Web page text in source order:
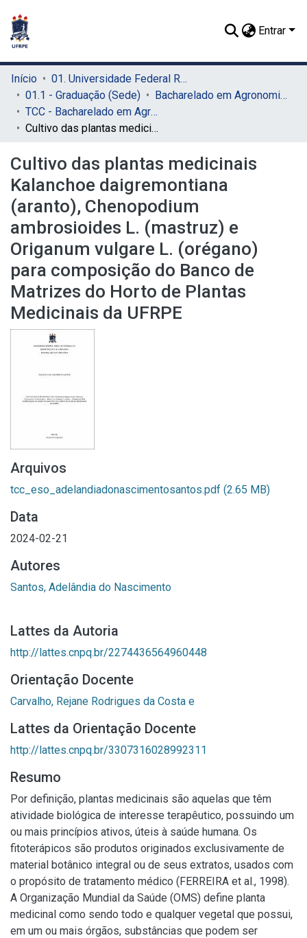
Entrar
Início
01. Universidade Federal Rural de Pernambuco - UFRPE (Sede)
01.1 - Graduação (Sede)
Bacharelado em Agronomia (Sede)
TCC - Bacharelado em Agronomia (Sede)
Cultivo das plantas medicinais Kalanchoe daigremontiana (aranto), Chenopodium ambrosioides L. (mastruz) e Origanum vulgare L. (orégano) para composição do Banco de Matrizes do Horto de Plantas Medicinais da UFRPE
Cultivo das plantas medicinais
Kalanchoe daigremontiana
(aranto), Chenopodium
ambrosioides L. (mastruz) e
Origanum vulgare L. (orégano)
para composição do Banco de
Matrizes do Horto de Plantas
Medicinais da UFRPE
Arquivos
tcc_eso_adelandiadonascimentosantos.pdf (2.65 MB)
Data
2024-02-21
Autores
Santos, Adelândia do Nascimento
Lattes da Autoria
http://lattes.cnpq.br/2274436564960448
Orientação Docente
Carvalho, Rejane Rodrigues da Costa e
Lattes da Orientação Docente
http://lattes.cnpq.br/3307316028992311
Resumo
Por definição, plantas medicinais são aquelas que têm
atividade biológica de interesse terapêutico, possuindo um
ou mais princípios ativos, úteis à saúde humana. Os
fitoterápicos são produtos originados exclusivamente de
material botânico integral ou de seus extratos, usados com
o propósito de tratamento médico (FERREIRA et al., 1998).
A Organização Mundial da Saúde (OMS) define planta
medicinal como sendo todo e qualquer vegetal que possui,
em um ou mais órgãos, substâncias que podem ser